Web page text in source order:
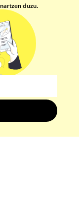
duzu.